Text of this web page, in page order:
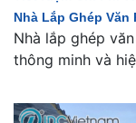
Nhà Lắp Ghép Văn
Nhà lắp ghép
thông minh và